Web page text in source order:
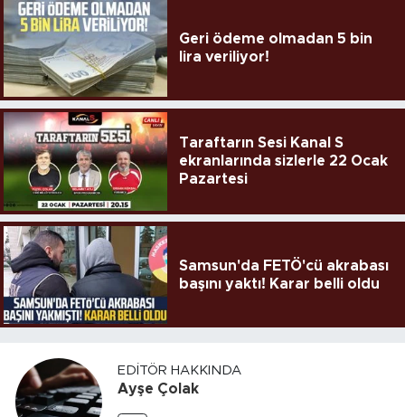
Geri ödeme olmadan 5 bin
lira veriliyor!
Taraftarın Sesi Kanal S
ekranlarında sizlerle 22 Ocak
Pazartesi
Samsun'da FETÖ'cü akrabası
başını yaktı! Karar belli oldu
EDITÖR HAKKINDA
Ayşe Çolak